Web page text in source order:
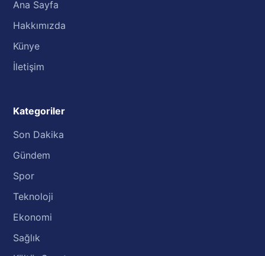
Ana Sayfa
Hakkımızda
Künye
İletişim
Kategoriler
Son Dakika
Gündem
Spor
Teknoloji
Ekonomi
Sağlık